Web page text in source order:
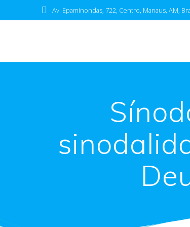
Av. Epaminondas, 722, Centro, Manaus, AM,